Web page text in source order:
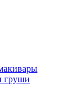
груши